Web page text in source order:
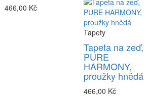
466,00 Kč
Tapety
Tapeta na zeď,
PURE
HARMONY,
proužky hnědá
466,00 Kč